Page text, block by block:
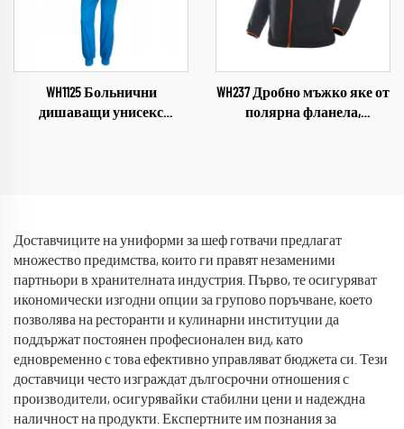
WH1125 Больнични
дишаващи унисекс
WH237 Дробно мъжко яке от
полярна фланела,
Доставчиците на униформи за шеф готвачи предлагат
множество предимства, които ги правят незаменими
партньори в хранителната индустрия. Първо, те осигуряват
икономически изгодни опции за групово поръчване, което
позволява на ресторанти и кулинарни институции да
поддържат постоянен професионален вид, като
едновременно с това ефективно управляват бюджета си. Тези
доставчици често изграждат дългосрочни отношения с
производители, осигурявайки стабилни цени и надеждна
наличност на продукти. Експертните им познания за